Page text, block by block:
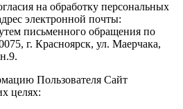
на обработку персональных
электронной почты:
письменного обращения по
г. Красноярск, ул. Маерчака,
Пользователя Сайт
целях: